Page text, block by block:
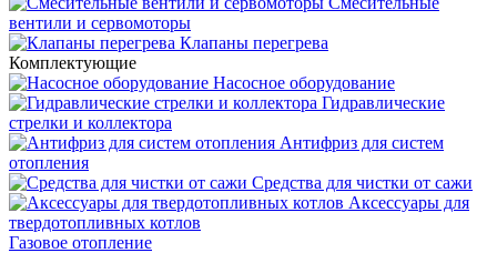
вентили и сервомоторы
Клапаны перегрева
Комплектующие
Насосное оборудование
Гидравлические
стрелки и коллектора
Антифриз для систем
отопления
Средства для чистки от сажи
Аксессуары для
твердотопливных котлов
Газовое отопление